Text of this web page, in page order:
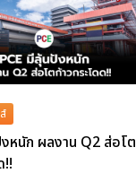
หนัก ผลงาน Q2 ส่อโต
!!